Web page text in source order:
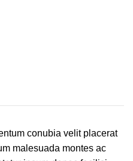
conubia velit placerat
malesuada montes ac